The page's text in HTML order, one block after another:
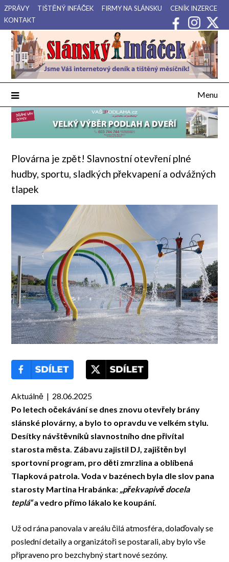
Přejdi
na
obsah
ZPRÁVY TIŠTĚNÝ INFÁČEK FIRMY NA SLÁNSKU
CENÍK INZERCE
KONTAKT
Slánský Infáček
Váš internetový deník a tištěný měsíčník pro Slánsko, Kladensko
a Lounsko.
Menu
Plovárna je zpět! Slavnostní otevření plné
hudby, sportu, sladkých překvapení a odvážných
tlapek
Aktuálně | 28.06.2025
Po letech očekávání se dnes znovu otevřely brány
slánské plovárny, a bylo to opravdu ve velkém stylu.
Desítky návštěvníků slavnostního dne přivítal
starosta města. Zábavu zajistil DJ, zajištěn byl
sportovní program, pro děti zmrzlina a oblíbená
Tlapková patrola. Voda v bazénech byla dle slov pana
starosty Martina Hrabánka: „překvapivě docela
teplá“a vedro přímo lákalo ke koupání.
Už od rána panovala v areálu čilá atmosféra, dolaďovaly se
poslední detaily a organizátoři se postarali, aby bylo vše
připraveno pro bezchybný start nové sezóny.